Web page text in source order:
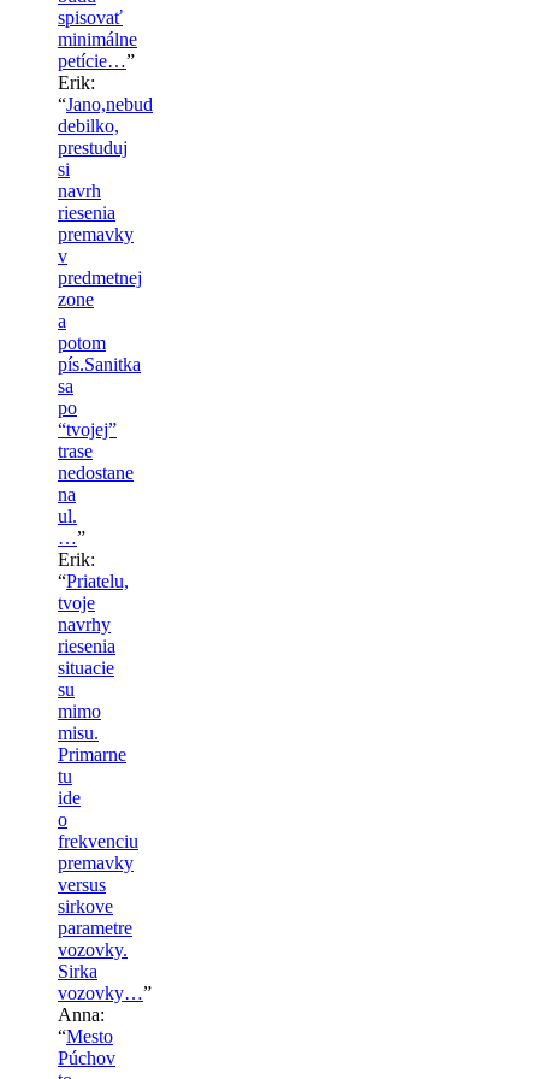
spisovať
minimálne
petície…”
Erik:
“Jano,nebud
debilko,
prestuduj
si
navrh
riesenia
premavky
v
predmetnej
zone
a
potom
pís.Sanitka
sa
po
“tvojej”
trase
nedostane
na
ul.
…”
Erik:
“Priatelu,
tvoje
navrhy
riesenia
situacie
su
mimo
misu.
Primarne
tu
ide
o
frekvenciu
premavky
versus
sirkove
parametre
vozovky.
Sirka
vozovky…”
Anna:
“Mesto
Púchov